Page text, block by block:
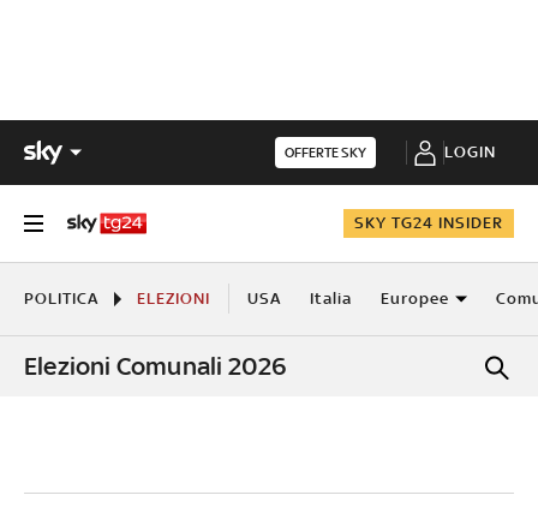
OFFERTE SKY LOGIN
SKY TG24 INSIDER
POLITICA ELEZIONI USA Italia Europee
Elezioni Comunali 2026